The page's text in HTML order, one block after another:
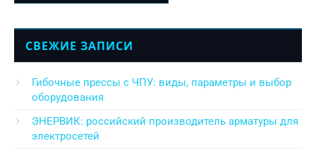
СВЕЖИЕ ЗАПИСИ
Гибочные прессы с ЧПУ: виды, параметры и выбор
оборудования
ЭНЕРВИК: российский производитель арматуры для
электросетей